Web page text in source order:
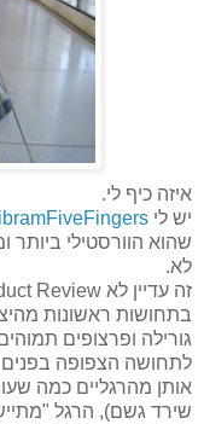
איזה כיף לי.
יש לי
שהוא הוורסטילי ביותר
לא.
בתחושות ראשונות
גורילה ופרצופים
לתחושה הצפופה
אותן מהרגליים כמה
שירד גשם), הרגל